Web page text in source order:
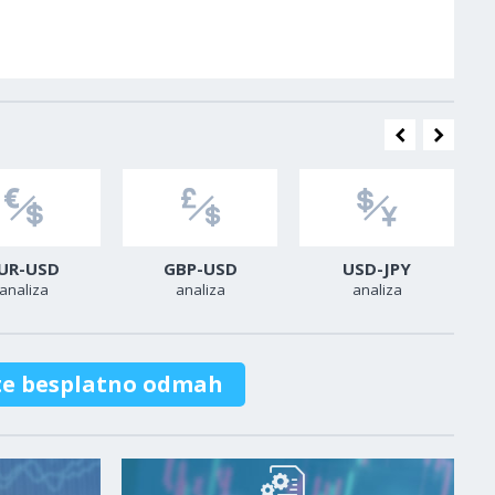
USD
analiza
GBP-USD
analiza
USD-JPY
analiza
besplatno odmah